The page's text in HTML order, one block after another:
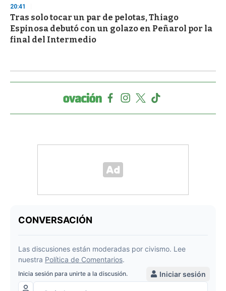
20:41
Tras solo tocar un par de pelotas, Thiago
Espinosa debutó con un golazo en Peñarol por la
final del Intermedio